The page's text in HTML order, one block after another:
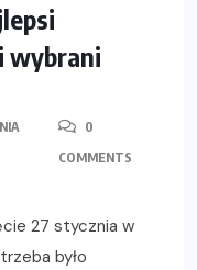
wybrani
0
COMMENTS
27 stycznia w
było